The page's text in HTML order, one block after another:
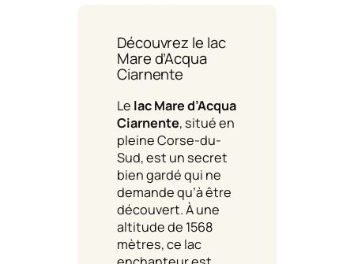
Découvrez le lac
Mare d’Acqua
Ciarnente
Le lac Mare d’Acqua
Ciarnente, situé en
pleine Corse-du-
Sud, est un secret
bien gardé qui ne
demande qu’à être
découvert. À une
altitude de 1568
mètres, ce lac